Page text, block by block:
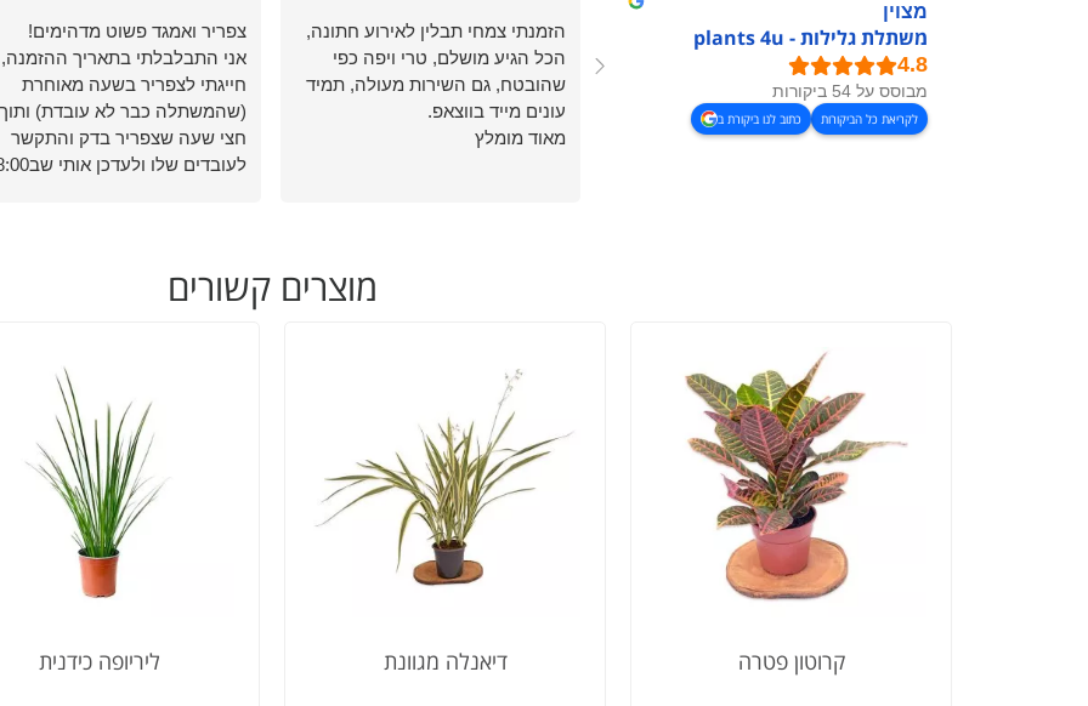
מצוין
משתלת גלילות - plants 4u
מבוסס על 54 ביקורות
לקריאת כל הביקורות כתוב לנו ביקורת ב
הזמנתי צמחי תבלין לאירוע חתונה,
הכל הגיע מושלם, טרי ויפה כפי
שהובטח, גם השירות מעולה, תמיד
עונים מייד בווצאפ.
מאוד מומלץ
צפריר ואמגד פשוט מדהימים!
אני התבלבלתי בתאריך ההזמנה,
חייגתי לצפריר בשעה מאוחרת
(שהמשתלה כבר לא עובדת) ותוך
חצי שעה שצפריר בדק והתקשר
לעובדים שלו ולעדכן
באמת לא מובן מאליו
ובהחלט זו לא תהיה האחרונה
ממליצה בחום 3>
מוצרים קשורים
קרוטון פטרה דיאנלה מגוונת ליריופה כידנית